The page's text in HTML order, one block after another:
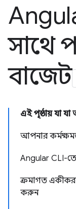
সাথে
বাজেট
এই পৃষ্ঠায় যা
আপনার
Angular CLI-
ক্রমাগত
করুন